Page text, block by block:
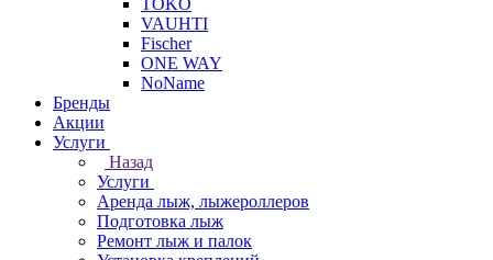
TOKO
VAUHTI
Fischer
ONE WAY
NoName
Бренды
Акции
Услуги
Назад
Услуги
Аренда лыж, лыжероллеров
Подготовка лыж
Ремонт лыж и палок